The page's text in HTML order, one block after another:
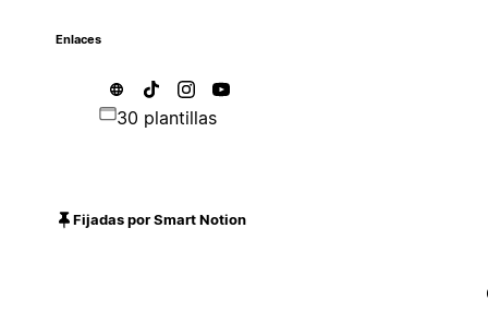
Enlaces
30 plantillas
Fijadas por Smart Notion